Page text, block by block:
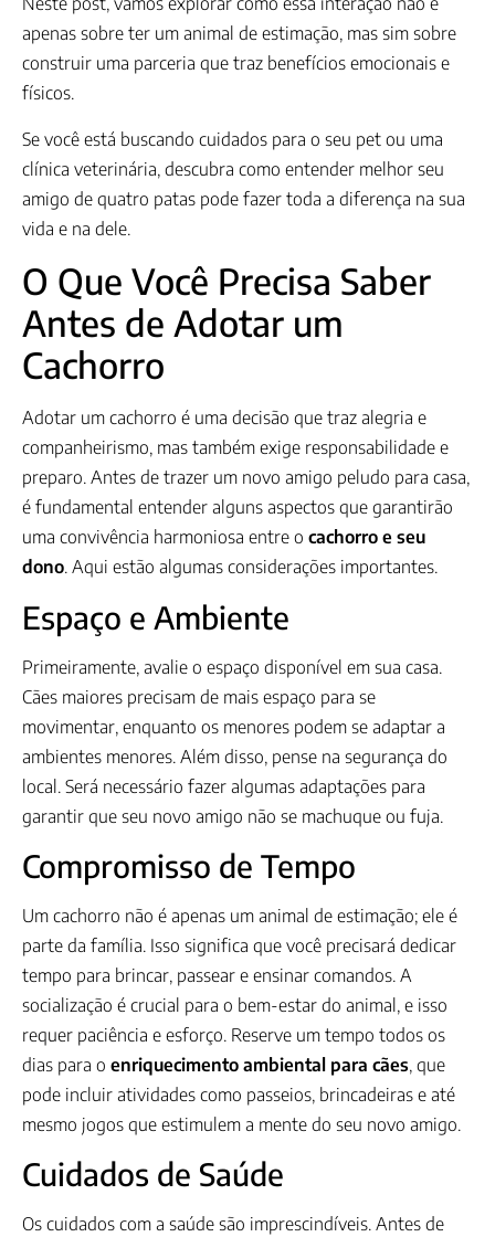
apenas sobre ter um animal de estimação, mas sim sobre
construir uma parceria que traz benefícios emocionais e
físicos.
Se você está buscando cuidados para o seu pet ou uma
clínica veterinária, descubra como entender melhor seu
amigo de quatro patas pode fazer toda a diferença na sua
vida e na dele.
O Que Você Precisa Saber
Antes de Adotar um
Cachorro
Adotar um cachorro é uma decisão que traz alegria e
companheirismo, mas também exige responsabilidade e
preparo. Antes de trazer um novo amigo peludo para casa,
é fundamental entender alguns aspectos que garantirão
uma convivência harmoniosa entre o cachorro e seu
dono. Aqui estão algumas considerações importantes.
Espaço e Ambiente
Primeiramente, avalie o espaço disponível em sua casa.
Cães maiores precisam de mais espaço para se
movimentar, enquanto os menores podem se adaptar a
ambientes menores. Além disso, pense na segurança do
local. Será necessário fazer algumas adaptações para
garantir que seu novo amigo não se machuque ou fuja.
Compromisso de Tempo
Um cachorro não é apenas um animal de estimação; ele é
parte da família. Isso significa que você precisará dedicar
tempo para brincar, passear e ensinar comandos. A
socialização é crucial para o bem-estar do animal, e isso
requer paciência e esforço. Reserve um tempo todos os
dias para o enriquecimento ambiental para cães, que
pode incluir atividades como passeios, brincadeiras e até
mesmo jogos que estimulem a mente do seu novo amigo.
Cuidados de Saúde
Os cuidados com a saúde são imprescindíveis. Antes de